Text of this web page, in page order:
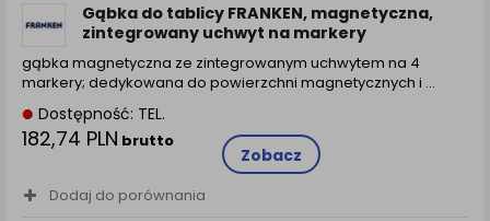
Gąbka do tablicy FRANKEN, magnetyczna,
zintegrowany uchwyt na markery
gąbka magnetyczna ze zintegrowanym uchwytem na 4
markery; dedykowana do powierzchni magnetycznych i ...
Dostępność: TEL.
182,74 PLN brutto
Zobacz
Dodaj do porównania